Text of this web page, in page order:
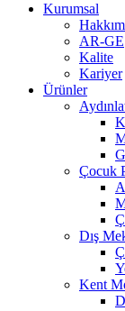
Kurumsal
AR-GE
Kalite
Kariyer
Ürünler
Çocuk
Dış
Kent